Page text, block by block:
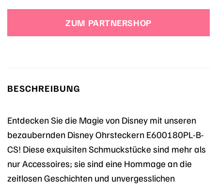
ZUM PARTNERSHOP
BESCHREIBUNG
Entdecken Sie die Magie von Disney mit unseren
bezaubernden Disney Ohrsteckern E600180PL-B-
CS! Diese exquisiten Schmuckstücke sind mehr als
nur Accessoires; sie sind eine Hommage an die
zeitlosen Geschichten und unvergesslichen